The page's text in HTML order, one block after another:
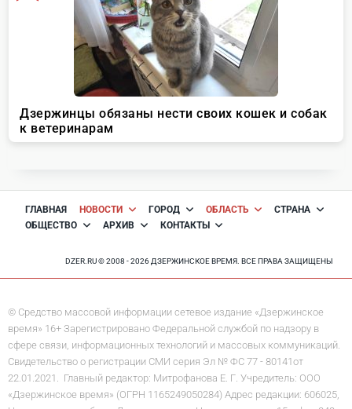
ГЛАВНАЯ НОВОСТИ ГОРОД ОБЛАСТЬ
СТРАНА
ОБЩЕСТВО
АРХИВ КОНТАКТЫ
DZER.RU © 2008 - 2026 ДЗЕРЖИНСКОЕ ВРЕМЯ. ВСЕ ПРАВА ЗАЩИЩЕНЫ
© Средство массовой информации сетевое издание «Дзержинское
время» 16+ Зарегистрировано Федеральной службой по надзору в
сфере связи, информационных технологий и массовых коммуникаций.
Свидетельство о регистрации СМИ серия Эл № ФС 77 - 80141от
22.01.2021. Главный редактор: Митрофанова Е. Г. Учредитель: ООО
«Дзержинское время» (ОГРН 1165249050284) Адрес редакции: 606025,